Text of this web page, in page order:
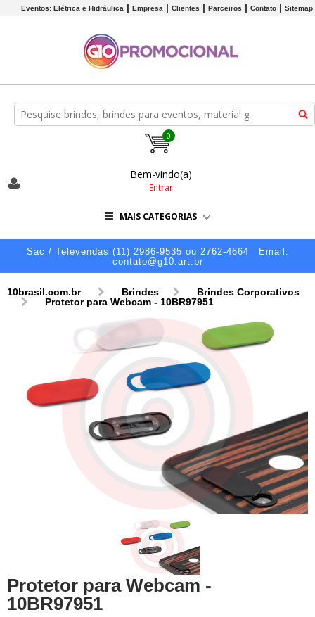
Eventos: Elétrica e Hidráulica Empresa Clientes Parceiros Contato Sitemap
0
Bem-vindo(a)
Entrar
MAIS CATEGORIAS
Sac / Televendas (11) 2986-9535 ou 2762-4664
Email:
contato@g10.art.br
10brasil.com.br Brindes
Brindes Corporativos
Protetor para Webcam - 10BR97951
Protetor para Webcam -
10BR97951